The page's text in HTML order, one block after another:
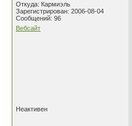
Откуда: Кармиэль
Зарегистрирован: 2006-08-04
Сообщений: 96
Вебсайт
Неактивен